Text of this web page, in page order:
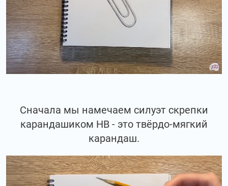
Сначала мы намечаем силуэт скрепки
карандашиком НВ - это твёрдо-мягкий
карандаш.